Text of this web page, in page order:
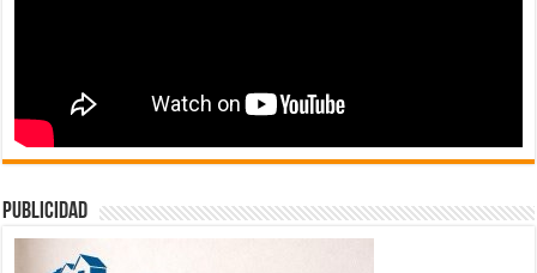
publicidad